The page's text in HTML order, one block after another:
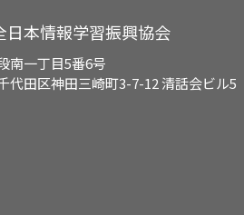
本情報学習振興協会
南一丁目5番6号
代田区神田三崎町3-7-12 清話会ビル5